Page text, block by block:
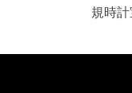
規時